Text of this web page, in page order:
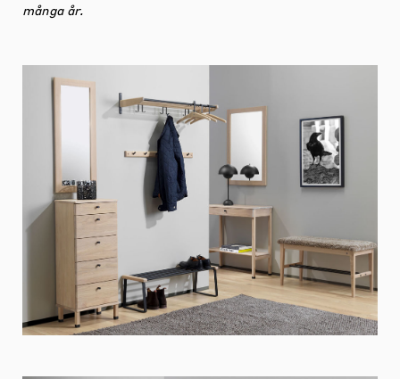
många år.